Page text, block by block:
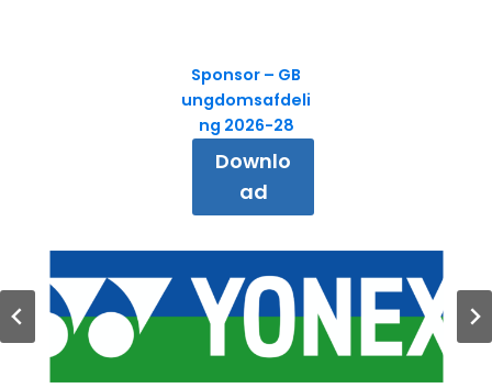
Sponsor – GB
ungdomsafdeli
ng 2026-28
Downlo
ad